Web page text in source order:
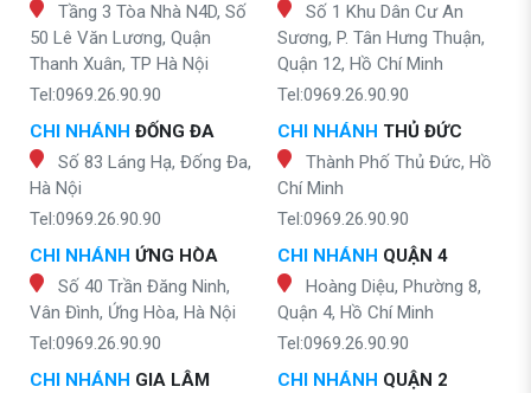
Tầng 3 Tòa Nhà N4D, Số
50 Lê Văn Lương, Quận
Thanh Xuân, TP Hà Nội
Tel:0969.26.90.90
CHI NHÁNH ĐỐNG ĐA
Số 83 Láng Hạ, Đống Đa,
Hà Nội
Tel:0969.26.90.90
CHI NHÁNH ỨNG HÒA
Số 40 Trần Đăng Ninh,
Vân Đình, Ứng Hòa, Hà Nội
Tel:0969.26.90.90
CHI NHÁNH GIA LÂM
Số 1 Khu Dân Cư An
Sương, P. Tân Hưng Thuận,
Quận 12, Hồ Chí Minh
Tel:0969.26.90.90
CHI NHÁNH THỦ ĐỨC
Thành Phố Thủ Đức, Hồ
Chí Minh
Tel:0969.26.90.90
CHI NHÁNH QUẬN 4
Hoàng Diệu, Phường 8,
Quận 4, Hồ Chí Minh
Tel:0969.26.90.90
CHI NHÁNH QUẬN 2